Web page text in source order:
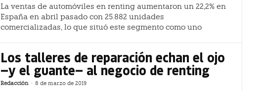
La ventas de automóviles en renting aumentaron un 22,2% en
España en abril pasado con 25.882 unidades
comercializadas, lo que situó este segmento como uno
Los talleres de reparación echan el ojo
—y el guante— al negocio de renting
Redacción - 8 de marzo de 2019